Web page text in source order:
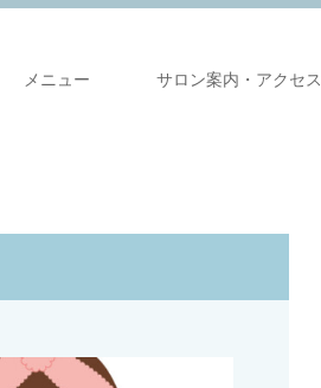
メニュー サロン案内・アクセス